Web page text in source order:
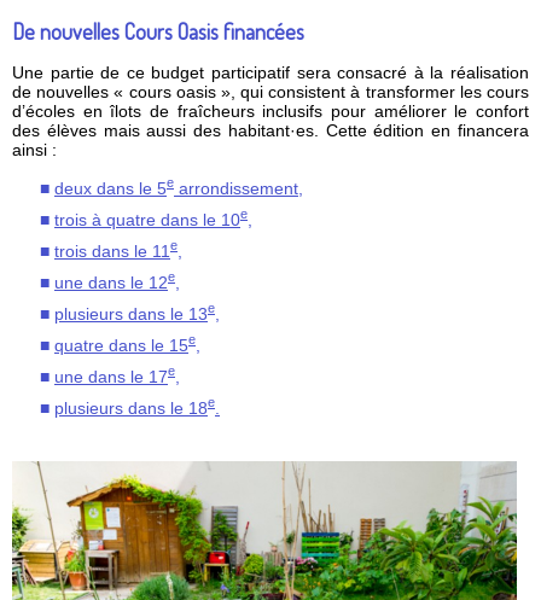
De nouvelles Cours Oasis financées
Une partie de ce budget participatif sera consacré à la réalisation
de nouvelles « cours oasis », qui consistent à transformer les cours
d’écoles en îlots de fraîcheurs inclusifs pour améliorer le confort
des élèves mais aussi des habitant·es. Cette édition en financera
ainsi :
deux dans le 5e arrondissement,
trois à quatre dans le 10e
trois dans le 11 e
une dans le 12e
plusieurs dans le 13e
quatre dans le 15e
une dans le 17e
plusieurs dans le 18e